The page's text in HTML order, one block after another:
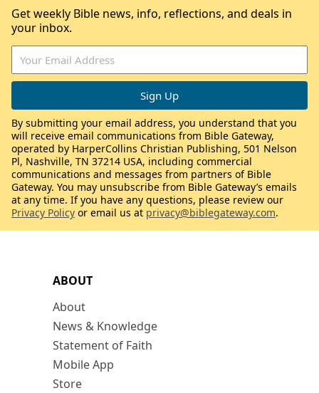
ABOUT
About
News & Knowledge
Statement of Faith
Mobile App
Store
Get weekly Bible news, info, reflections, and deals in
your inbox.
By submitting your email address, you understand that you
will receive email communications from Bible Gateway,
operated by HarperCollins Christian Publishing, 501 Nelson
Pl, Nashville, TN 37214 USA, including commercial
communications and messages from partners of Bible
Gateway. You may unsubscribe from Bible Gateway’s emails
at any time. If you have any questions, please review our
Privacy Policy or email us at privacy@biblegateway.com.